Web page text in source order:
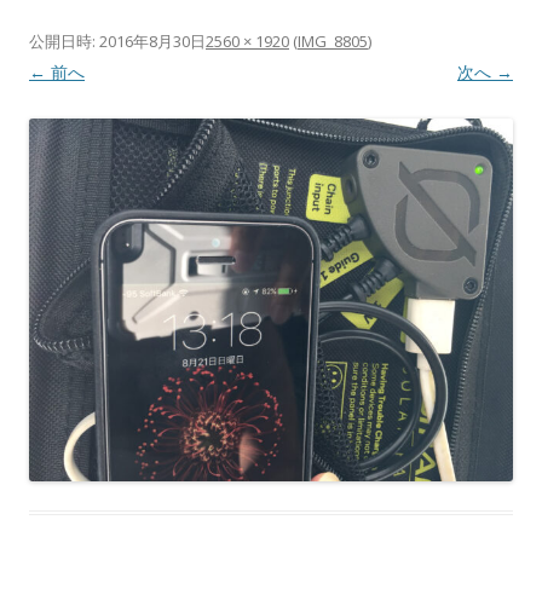
プ
公開日時: 2016年8月30日2560 × 1920 (IMG_8805)
← 前へ 次へ →